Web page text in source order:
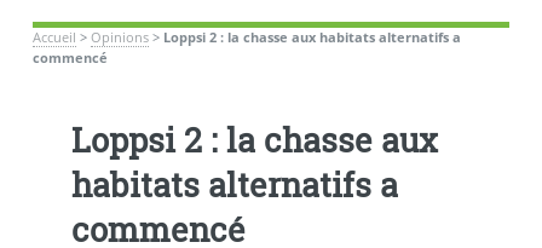
Accueil > Opinions> Loppsi 2 : la chasse aux habitats alternatifs a
commencé
Loppsi 2 : la chasse aux
habitats alternatifs a
commencé